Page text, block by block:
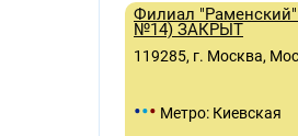
Филиал
№14) ЗАКРЫТ
119285, г. Москва,
••• Метро: Киевская